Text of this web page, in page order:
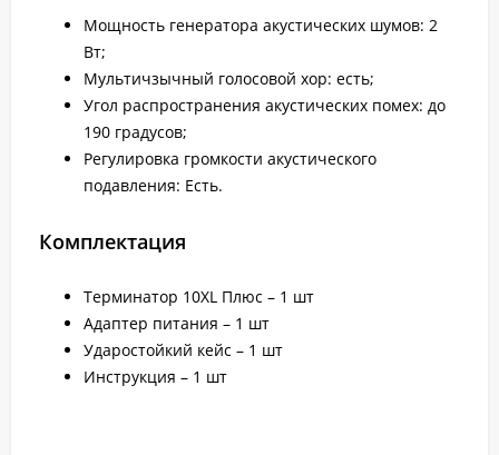
Мощность генератора акустических шумов: 2
Вт;
Мультичзычный голосовой хор: есть;
Угол распространения акустических помех: до
190 градусов;
Регулировка громкости акустического
подавления: Есть.
Комплектация
Терминатор 10XL Плюс – 1 шт
Адаптер питания – 1 шт
Ударостойкий кейс – 1 шт
Инструкция – 1 шт